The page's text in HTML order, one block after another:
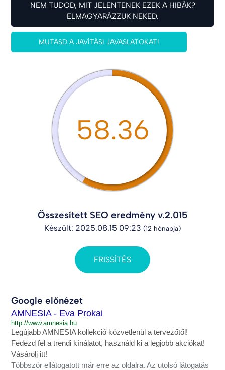
NEM TUDOD, MIT JELENTENEK EZEK A HIBÁK?
ELMAGYARÁZZUK NEKED.
MUTASD A JAVÍTÁSI JAVASLATOKAT!
58.36
Összesített SEO eredmény v.2.015
Készült: 2025.08.15 09:23 (12 hónapja)
FRISSÍTÉS
Google előnézet
AMNESIA - Eva Prokai
http://www.amnesia.hu
Legújabb AMNESIA kollekció közvetlenül a tervezőtől!
Fedezd fel a trendi kínálatot, használd ki a legjobb akciókat!
Vásárolj itt!
Többször ellátogatott már erre az oldalra. Az utolsó látogatás